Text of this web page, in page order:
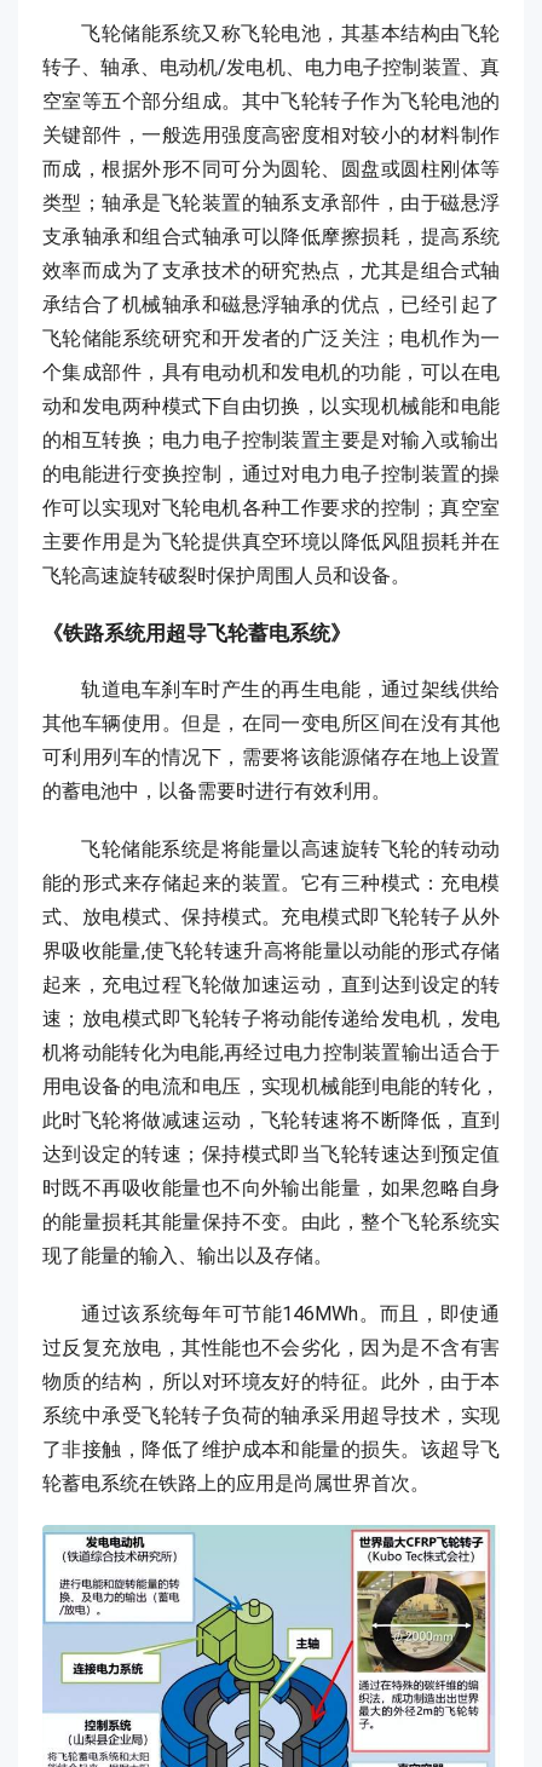
飞轮储能系统又称飞轮电池，其基本结构由飞轮
转子、轴承、电动机/发电机、电力电子控制装置、真
空室等五个部分组成。其中飞轮转子作为飞轮电池的
关键部件，一般选用强度高密度相对较小的材料制作
而成，根据外形不同可分为圆轮、圆盘或圆柱刚体等
类型；轴承是飞轮装置的轴系支承部件，由于磁悬浮
支承轴承和组合式轴承可以降低摩擦损耗，提高系统
效率而成为了支承技术的研究热点，尤其是组合式轴
承结合了机械轴承和磁悬浮轴承的优点，已经引起了
飞轮储能系统研究和开发者的广泛关注；电机作为一
个集成部件，具有电动机和发电机的功能，可以在电
动和发电两种模式下自由切换，以实现机械能和电能
的相互转换；电力电子控制装置主要是对输入或输出
的电能进行变换控制，通过对电力电子控制装置的操
作可以实现对飞轮电机各种工作要求的控制；真空室
主要作用是为飞轮提供真空环境以降低风阻损耗并在
飞轮高速旋转破裂时保护周围人员和设备。
《铁路系统用超导飞轮蓄电系统》
轨道电车刹车时产生的再生电能，通过架线供给
其他车辆使用。但是，在同一变电所区间在没有其他
可利用列车的情况下，需要将该能源储存在地上设置
的蓄电池中，以备需要时进行有效利用。
飞轮储能系统是将能量以高速旋转飞轮的转动动
能的形式来存储起来的装置。它有三种模式：充电模
式、放电模式、保持模式。充电模式即飞轮转子从外
界吸收能量,使飞轮转速升高将能量以动能的形式存储
起来，充电过程飞轮做加速运动，直到达到设定的转
速；放电模式即飞轮转子将动能传递给发电机，发电
机将动能转化为电能,再经过电力控制装置输出适合于
用电设备的电流和电压，实现机械能到电能的转化，
此时飞轮将做减速运动，飞轮转速将不断降低，直到
达到设定的转速；保持模式即当飞轮转速达到预定值
时既不再吸收能量也不向外输出能量，如果忽略自身
的能量损耗其能量保持不变。由此，整个飞轮系统实
现了能量的输入、输出以及存储。
通过该系统每年可节能146MWh。而且，即使通
过反复充放电，其性能也不会劣化，因为是不含有害
物质的结构，所以对环境友好的特征。此外，由于本
系统中承受飞轮转子负荷的轴承采用超导技术，实现
了非接触，降低了维护成本和能量的损失。该超导飞
轮蓄电系统在铁路上的应用是尚属世界首次。